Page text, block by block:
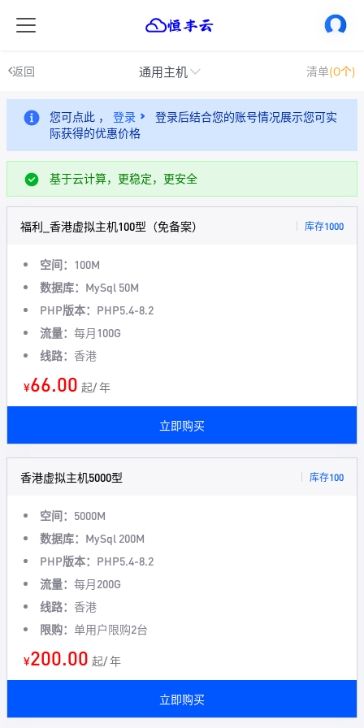
返回 通用主机 清单(0个)
您可点此 ， 登录
登录后结合您的账号情况展示您可实
际获得的优惠价格
基于云计算，更稳定，更安全
福利_香港虚拟主机100型（免备案） 库存1000
空间： 100M
数据库： MySql 50M
PHP版本： PHP5.4-8.2
流量： 每月100G
线路： 香港
¥66.00 起/ 年
立即购买
香港虚拟主机5000型 库存100
空间： 5000M
数据库： MySql 200M
PHP版本： PHP5.4-8.2
流量： 每月200G
线路： 香港
限购： 单用户限购2台
¥200.00 起/ 年
立即购买